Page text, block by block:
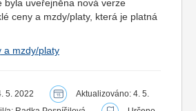
byla uveřejněna nová verze
ceny a mzdy/platy, která je platná
a mzdy/platy
5. 2022
Aktualizováno: 4. 5.